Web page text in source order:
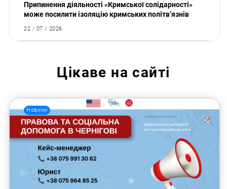
Припинення діяльності «Кримської солідарності»
може посилити ізоляцію кримських політв’язнів
22 / 07 / 2026
Цікаве на сайті
Новини